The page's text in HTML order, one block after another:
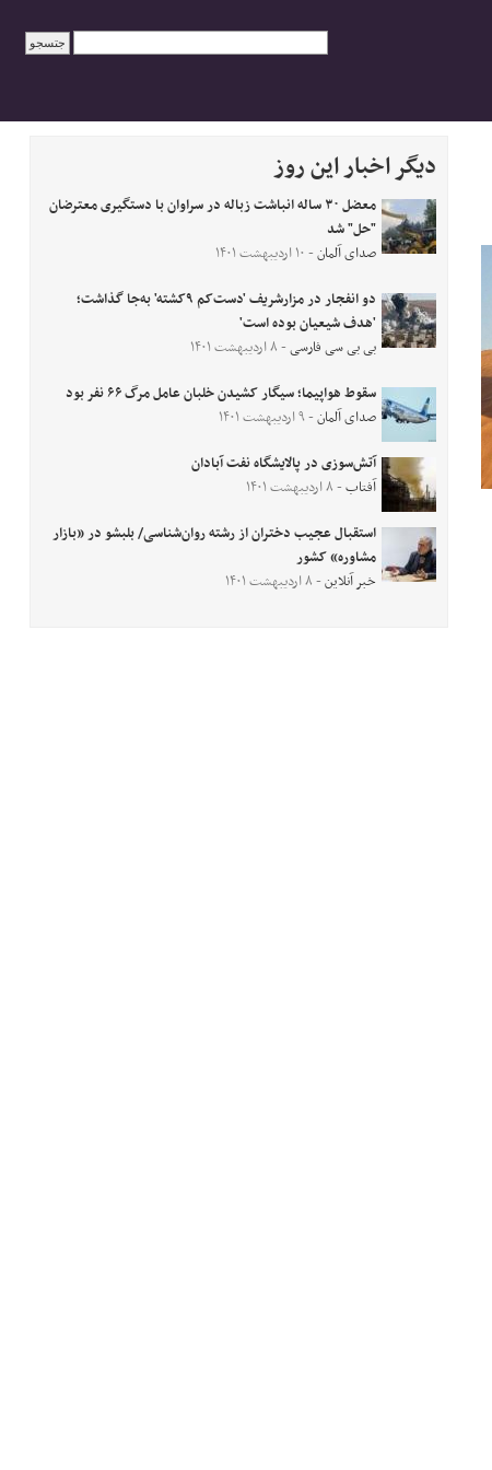
دیگر اخبار این روز
معضل ۳۰ ساله انباشت زباله در سراوان با دستگیری معترضان
"حل" شد
صدای آلمان- ۱۰ اردیبهشت ۱۴۰۱
دو انفجار در مزارشریف 'دست‌‌کم ۹کشته' به‌جا گذاشت؛
'هدف شیعیان بوده‌ است'
بی بی سی فارسی- ۸ اردیبهشت ۱۴۰۱
سقوط هواپیما؛ سیگار کشیدن خلبان عامل مرگ ۶۶ نفر بود
صدای آلمان- ۹ اردیبهشت ۱۴۰۱
آتش‌سوزی در پالایشگاه نفت آبادان
آفتاب- ۸ اردیبهشت ۱۴۰۱
استقبال عجیب دختران از رشته روان‌شناسی/ بلبشو در «بازار
مشاوره» کشور
خبر آنلاین- ۸ اردیبهشت ۱۴۰۱